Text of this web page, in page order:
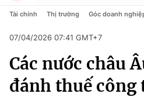
Chuyên mục
Chính trị
Chính trị
Pháp luật
Kinh tế
Thể thao
Truyền hình
Tài chính Thị trường Góc doanh
07/04/2026 07:41 GMT+7
Các nước châu
đánh thuế công